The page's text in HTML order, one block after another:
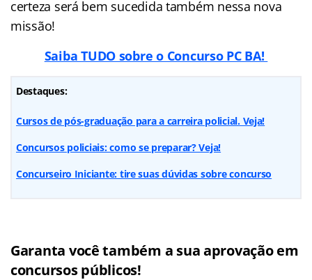
certeza será bem sucedida também nessa nova
missão!
Saiba TUDO sobre o Concurso PC BA!
Destaques:
Cursos de pós-graduação para a carreira policial. Veja!
Concursos policiais: como se preparar? Veja!
Concurseiro Iniciante: tire suas dúvidas sobre concurso
Garanta você também a sua aprovação em
concursos públicos!